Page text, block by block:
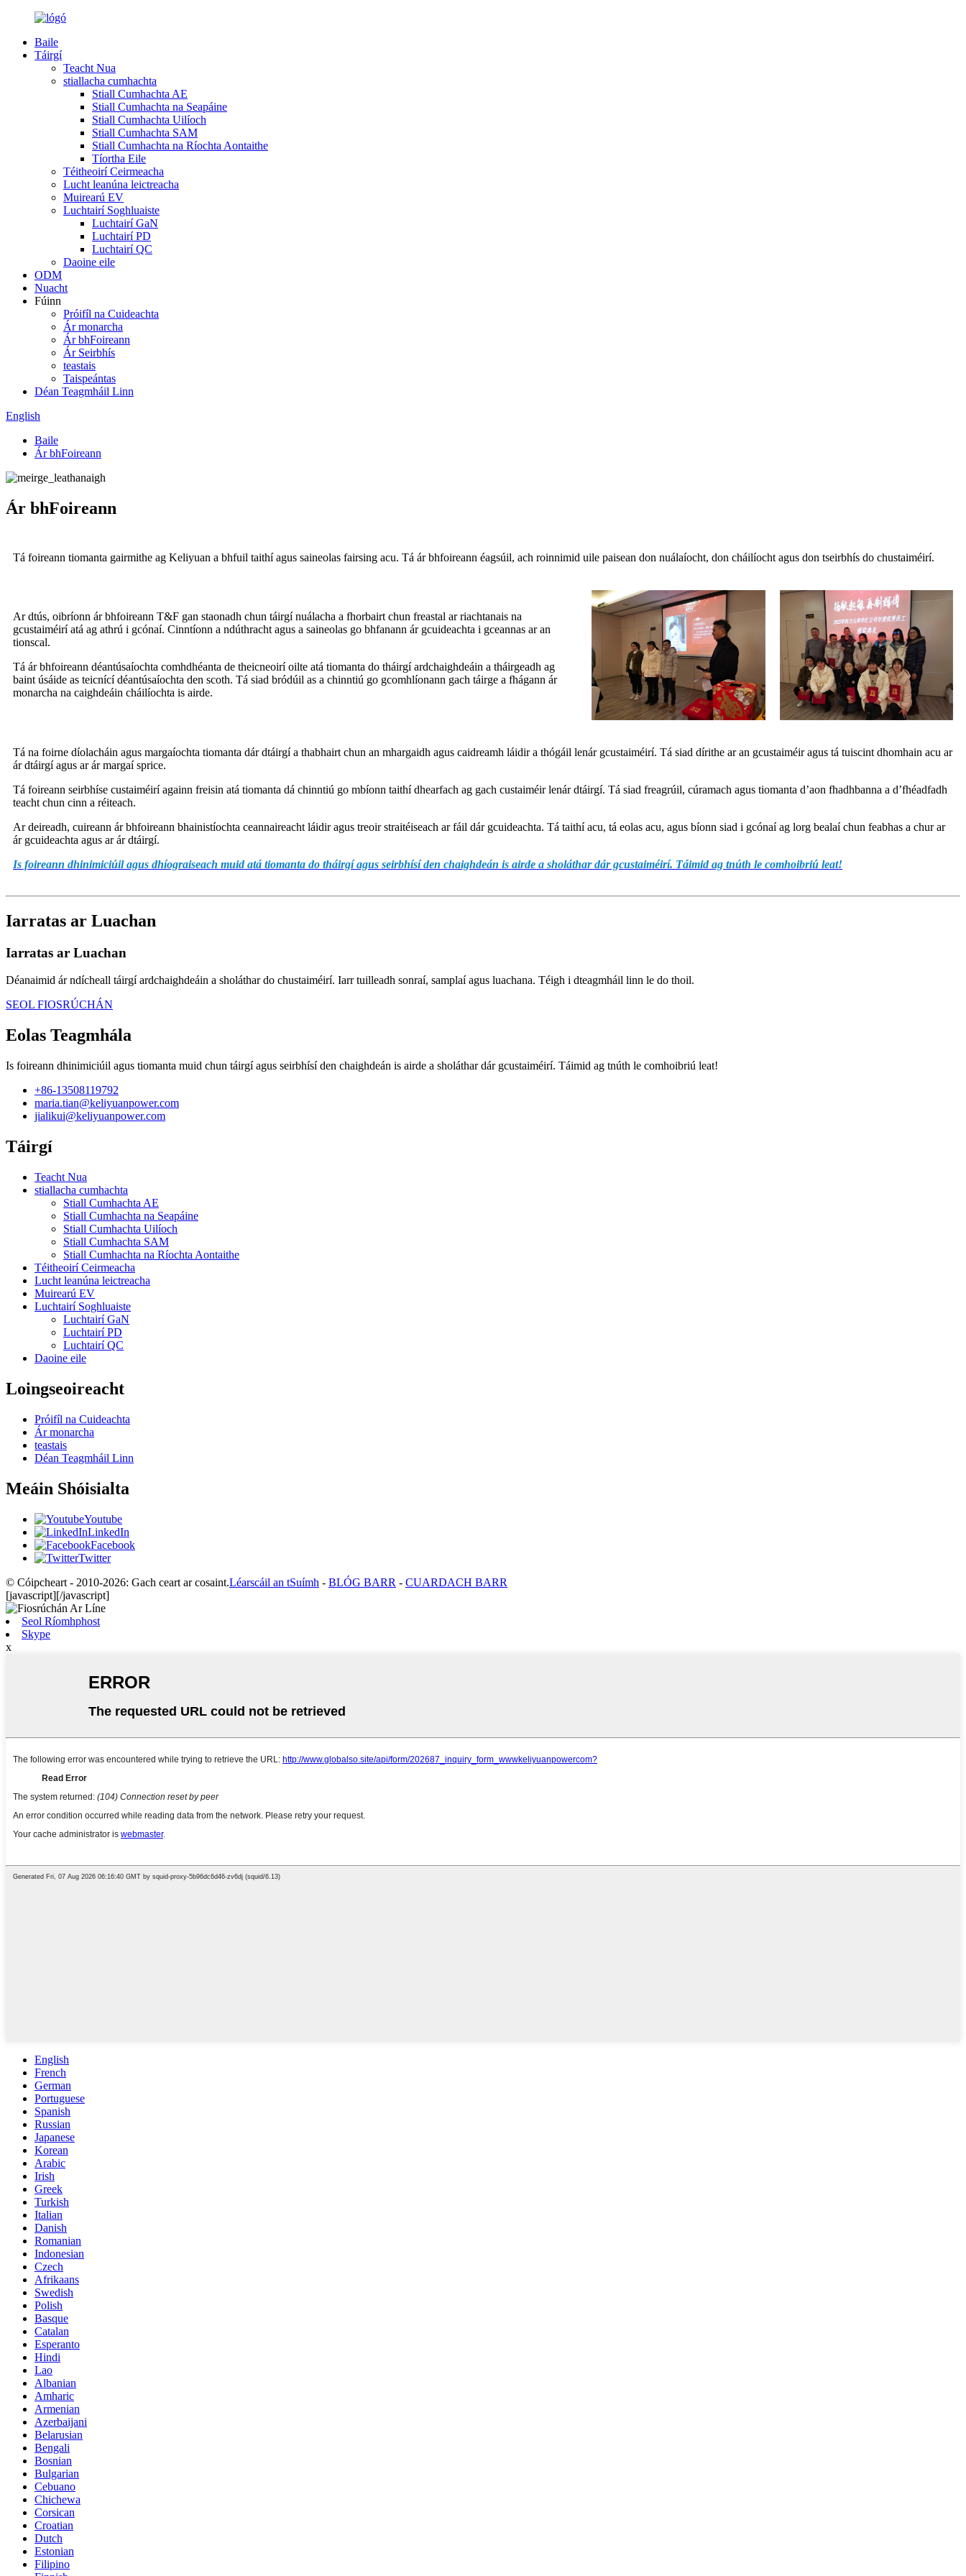
Baile
Táirgí
Teacht Nua
stiallacha cumhachta
Stiall Cumhachta AE
Stiall Cumhachta na Seapáine
Stiall Cumhachta Uilíoch
Stiall Cumhachta SAM
Stiall Cumhachta na Ríochta Aontaithe
Tíortha Eile
Téitheoirí Ceirmeacha
Lucht leanúna leictreacha
Muirearú EV
Luchtairí Soghluaiste
Luchtairí GaN
Luchtairí PD
Luchtairí QC
Daoine eile
ODM
Nuacht
Fúinn
Próifíl na Cuideachta
Ár monarcha
Ár bhFoireann
Ár Seirbhís
teastais
Taispeántas
Déan Teagmháil Linn
English
Baile
Ár bhFoireann
Ár bhFoireann
Tá foireann tiomanta gairmithe ag Keliyuan a bhfuil taithí agus saineolas fairsing acu. Tá ár bhfoireann éagsúil, ach roinnimid uile paisean don nuálaíocht, don cháilíocht agus don tseirbhís do chustaiméirí.
Ar dtús, oibríonn ár bhfoireann T&F gan staonadh chun táirgí nuálacha a fhorbairt chun freastal ar riachtanais na
gcustaiméirí atá ag athrú i gcónaí. Cinntíonn a ndúthracht agus a saineolas go bhfanann ár gcuideachta i gceannas ar an
tionscal.
Tá ár bhfoireann déantúsaíochta comhdhéanta de theicneoirí oilte atá tiomanta do tháirgí ardchaighdeáin a tháirgeadh ag
baint úsáide as teicnící déantúsaíochta den scoth. Tá siad bródúil as a chinntiú go gcomhlíonann gach táirge a fhágann ár
monarcha na caighdeáin cháilíochta is airde.
Tá na foirne díolacháin agus margaíochta tiomanta dár dtáirgí a thabhairt chun an mhargaidh agus caidreamh láidir a thógáil lenár gcustaiméirí. Tá siad dírithe ar an gcustaiméir agus tá tuiscint dhomhain acu ar
ár dtáirgí agus ar ár margaí sprice.
Tá foireann seirbhíse custaiméirí againn freisin atá tiomanta dá chinntiú go mbíonn taithí dhearfach ag gach custaiméir lenár dtáirgí. Tá siad freagrúil, cúramach agus tiomanta d’aon fhadhbanna a d’fhéadfadh
teacht chun cinn a réiteach.
Ar deireadh, cuireann ár bhfoireann bhainistíochta ceannaireacht láidir agus treoir straitéiseach ar fáil dár gcuideachta. Tá taithí acu, tá eolas acu, agus bíonn siad i gcónaí ag lorg bealaí chun feabhas a chur ar
ár gcuideachta agus ar ár dtáirgí.
Is foireann dhinimiciúil agus dhíograiseach muid atá tiomanta do tháirgí agus seirbhísí den chaighdeán is airde a sholáthar dár gcustaiméirí. Táimid ag tnúth le comhoibriú leat!
Iarratas ar Luachan
Iarratas ar Luachan
Déanaimid ár ndícheall táirgí ardchaighdeáin a sholáthar do chustaiméirí. Iarr tuilleadh sonraí, samplaí agus luachana. Téigh i dteagmháil linn le do thoil.
SEOL FIOSRÚCHÁN
Eolas Teagmhála
Is foireann dhinimiciúil agus tiomanta muid chun táirgí agus seirbhísí den chaighdeán is airde a sholáthar dár gcustaiméirí. Táimid ag tnúth le comhoibriú leat!
+86-13508119792
maria.tian@keliyuanpower.com
jialikui@keliyuanpower.com
Táirgí
Teacht Nua
stiallacha cumhachta
Stiall Cumhachta AE
Stiall Cumhachta na Seapáine
Stiall Cumhachta Uilíoch
Stiall Cumhachta SAM
Stiall Cumhachta na Ríochta Aontaithe
Téitheoirí Ceirmeacha
Lucht leanúna leictreacha
Muirearú EV
Luchtairí Soghluaiste
Luchtairí GaN
Luchtairí PD
Luchtairí QC
Daoine eile
Loingseoireacht
Próifíl na Cuideachta
Ár monarcha
teastais
Déan Teagmháil Linn
Meáin Shóisialta
Youtube
LinkedIn
Facebook
Twitter
© Cóipcheart - 2010-2026: Gach ceart ar cosaint.Léarscáil an tSuímh - BLÓG BARR - CUARDACH BARR
[javascript][/javascript]
Seol Ríomhphost
Skype
x
English
French
German
Portuguese
Spanish
Russian
Japanese
Korean
Arabic
Irish
Greek
Turkish
Italian
Danish
Romanian
Indonesian
Czech
Afrikaans
Swedish
Polish
Basque
Catalan
Esperanto
Hindi
Lao
Albanian
Amharic
Armenian
Azerbaijani
Belarusian
Bengali
Bosnian
Bulgarian
Cebuano
Chichewa
Corsican
Croatian
Dutch
Estonian
Filipino